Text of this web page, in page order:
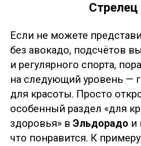
Стрелец
Если не можете
без авокадо, подсчётов
и регулярного спорта,
на следующий уровень —
для красоты. Просто
особенный раздел «для
здоровья» в Эльдорадо и
что понравится. К